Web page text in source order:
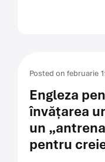
Posted on februarie
Engleza
învățarea
un
pentru